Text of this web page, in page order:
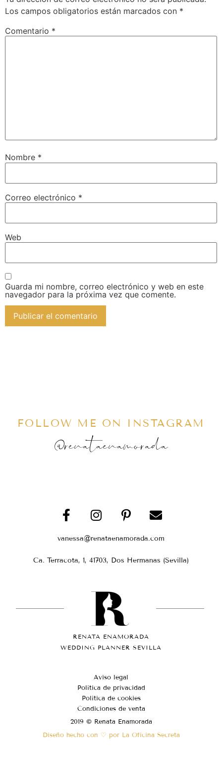
Los campos obligatorios están marcados con *
Comentario *
Nombre *
Correo electrónico *
Web
Guarda mi nombre, correo electrónico y web en este
navegador para la próxima vez que comente.
FOLLOW ME ON INSTAGRAM
@renataenamorada
vanessa@renataenamorada.com
Ca. Terracota, 1, 41703, Dos Hermanas (Sevilla)
RENATA ENAMORADA
WEDDING PLANNER SEVILLA
Aviso legal
Política de privacidad
Política de cookies
Condiciones de venta
2019 © Renata Enamorada
Diseño hecho con ♡ por La Oficina Secreta